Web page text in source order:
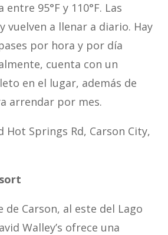
95°F y 110°F. Las
vuelven a llenar a diario. Hay
por hora y por día
cuenta con un
en el lugar, además de
arrendar por mes.
Hot Springs Rd, Carson City,
de Carson, al este del Lago
Walley’s ofrece una